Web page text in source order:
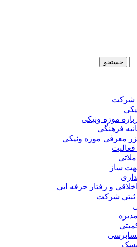
جستجو
شرکت
موزه ونیکی
فرهنگی
معرفی موزه ونیکی
ساز
و رفتار حرفه ایی
ثبتی شرکت